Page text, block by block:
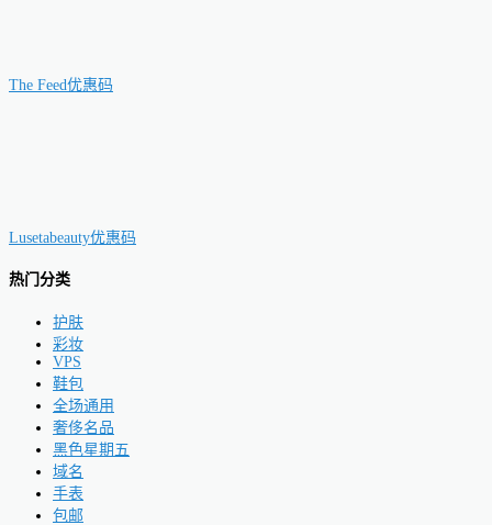
The Feed优惠码
Lusetabeauty优惠码
热门分类
护肤
彩妆
VPS
鞋包
全场通用
奢侈名品
黑色星期五
域名
手表
包邮